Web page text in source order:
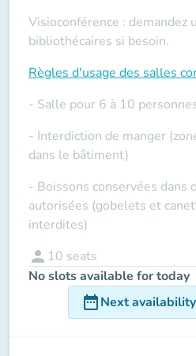
Visioconférence : demandez
bibliothécaires si besoin.
Règles d'usage des salles
- Salle pour 6 à 10
- Interdiction de manger
dans le bâtiment)
- Boissons conservées dans
autorisées (gobelets et
interdites)
person 10 seats
No slots available for today
date_rangeNext availability